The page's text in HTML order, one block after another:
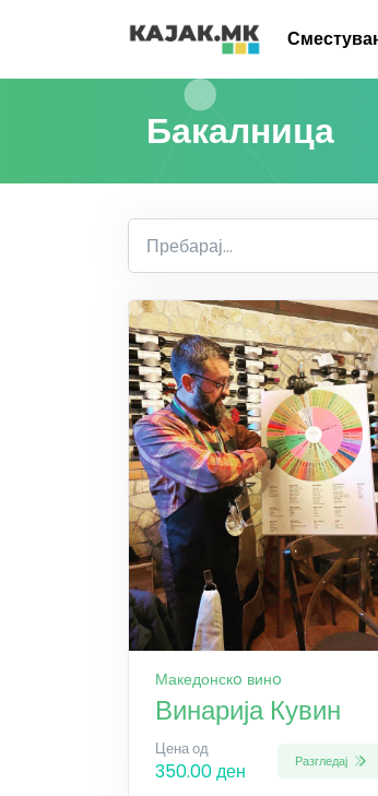
Бакалница
Македонскo винo
Винарија Кувин
Цена од
350.00 ден Разгледај